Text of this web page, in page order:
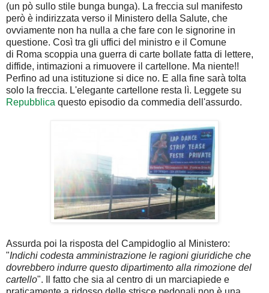
(un pò sullo stile bunga bunga). La freccia sul manifesto
però è indirizzata verso il Ministero della Salute, che
ovviamente non ha nulla a che fare con le signorine in
questione. Così tra gli uffici del ministro e il Comune
di Roma scoppia una guerra di carte bollate fatta di lettere,
diffide, intimazioni a rimuovere il cartellone. Ma niente!!
Perfino ad una istituzione si dice no. E alla fine sarà tolta
solo la freccia. L'elegante cartellone resta lì. Leggete su
Repubblica questo episodio da commedia dell'assurdo.
Assurda poi la risposta del Campidoglio al Ministero:
"Indichi codesta amministrazione le ragioni giuridiche che
dovrebbero indurre questo dipartimento alla rimozione del
cartello". Il fatto che sia al centro di un marciapiede e